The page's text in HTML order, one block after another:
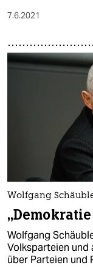
7.6.2021
Wolfgang
Wolfgang
Volksparteien und
über Parteien und